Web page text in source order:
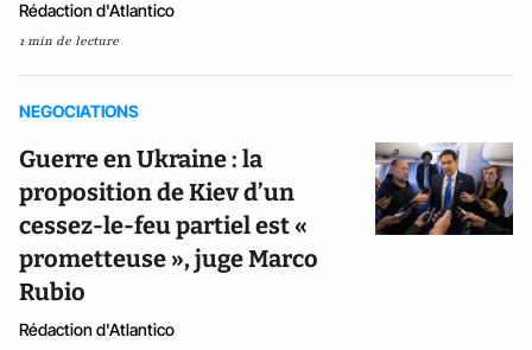
Rédaction d'Atlantico
1 min de lecture
NEGOCIATIONS
Guerre en Ukraine : la
proposition de Kiev d’un
cessez-le-feu partiel est «
prometteuse », juge Marco
Rubio
Rédaction d'Atlantico